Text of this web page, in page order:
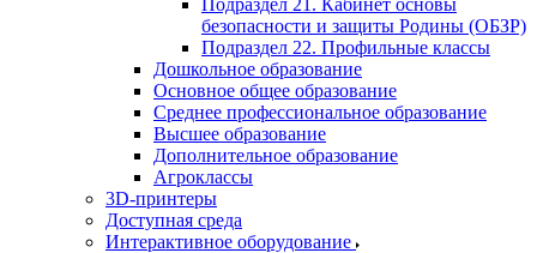
Подраздел 21. Кабинет основы
безопасности и защиты Родины (ОБЗР)
Подраздел 22. Профильные классы
Дошкольное образование
Основное общее образование
Среднее профессиональное образование
Высшее образование
Дополнительное образование
Агроклассы
3D-принтеры
Доступная среда
Интерактивное оборудование